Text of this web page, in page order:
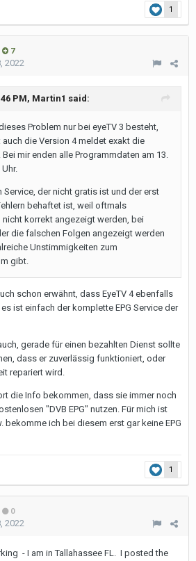
1
7
2022
PM, Martin1 said:
Problem nur bei eyeTV 3 besteht,
die Version 4 meldet exakt die
Bei mir enden alle Programmdaten am 13.
Service, der nicht gratis ist und der erst
behaftet ist, weil oftmals
nicht korrekt angezeigt werden, bei
die falschen Folgen angezeigt werden
Unstimmigkeiten zum
gibt.
schon erwähnt, dass EyeTV 4 ebenfalls
ist einfach der komplette EPG Service der
gerade für einen bezahlten Dienst sollte
dass er zuverlässig funktioniert, oder
repariert wird.
die Info bekommen, dass sie immer noch
"DVB EPG" nutzen. Für mich ist
bekomme ich bei diesem erst gar keine EPG
1
0
2022
- I am in Tallahassee FL. I posted the